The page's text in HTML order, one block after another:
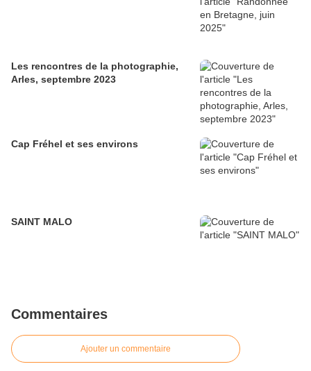
Les rencontres de la photographie,
Arles, septembre 2023
Cap Fréhel et ses environs
SAINT MALO
Commentaires
Ajouter un commentaire